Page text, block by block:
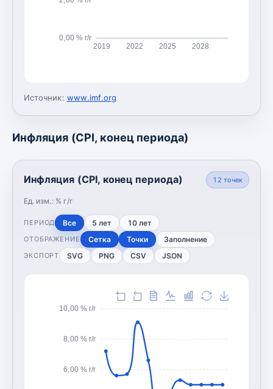
0,00 % г/г
2019 2022 2025 2028
Источник: www.imf.org
Инфляция (CPI, конец периода)
Инфляция (CPI, конец периода)
Ед. изм.: % г/г
12 точек
ПЕРИОД Все 5 лет 10 лет
ОТОБРАЖЕНИЕ Сетка Точки Заполнение
ЭКСПОРТ SVG PNG CSV JSON
6,00 % г/г
8,00 % г/г
10,00 % г/г